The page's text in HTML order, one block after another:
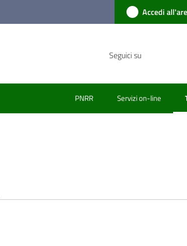
Accedi
Seguici su
PNRR Servizi on-line